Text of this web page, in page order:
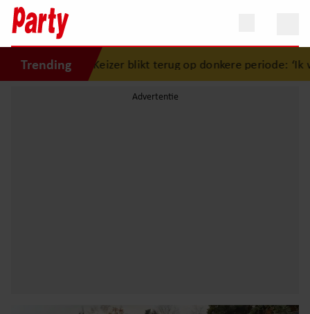
Trending
Keizer blikt terug op donkere periode: ‘Ik was een